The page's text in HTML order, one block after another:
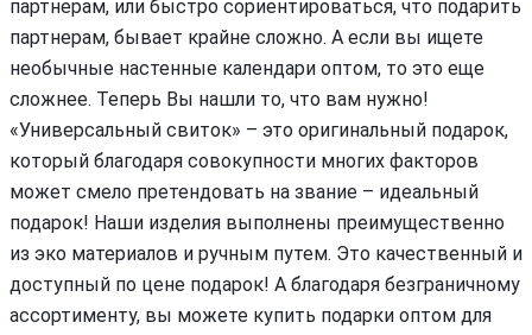
партнерам, или быстро сориентироваться, что подарить
партнерам, бывает крайне сложно. А если вы ищете
необычные настенные календари оптом, то это еще
сложнее. Теперь Вы нашли то, что вам нужно!
«Универсальный свиток» – это оригинальный подарок,
который благодаря совокупности многих факторов
может смело претендовать на звание – идеальный
подарок! Наши изделия выполнены преимущественно
из эко материалов и ручным путем. Это качественный и
доступный по цене подарок! А благодаря безграничному
ассортименту, вы можете купить подарки оптом для